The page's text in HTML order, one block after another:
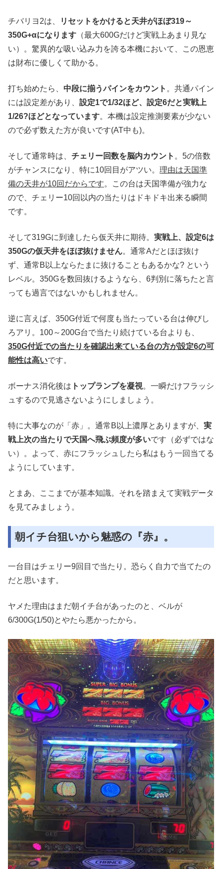
チバリヨ2は、
リセットをかけると天井がほぼ319～
350G+αになります （最大600Gだけど実戦上あまり見な
い）。驚異的な吸い込み力を誇る本機において、この恩恵
は財布に優しくて助かる。
打ち始めたら、 中段に揃うパインをカウント 。共通パイン
には設定差があり、 設定1で1/32ほど、設定6だと実戦上
1/26?ほどとなっています。本機は設定推測要素が少ない
ので必ず数えた方が良いです(AT中も)。
そして通常時は、 チェリー回数を脳内カウント 。5の倍数
がチャンスになり、特に10回目がアツい。 理由は天国準
備の天井が10回だからです。この台は天国準備が強力な
ので、チェリー10回以内の当たりはドキドキ出来る瞬間
です。
そして319Gに到達したら仮天井に期待。 実戦上、設定6は
350Gの仮天井をほぼ抜けません。通常Aだとほぼ抜け
ず、通常B以上ならたまに抜けることもあるかな? という
レベル。350Gを数回抜けるようなら、6判別に落ちたと言
っても過言ではないかもしれません。
逆に言えば、350G付近で何度も当たっている台は伸びし
ろアリ。100～200G台で当たり続けている台よりも、
350G付近での当たりを確認出来ている台の方が設定6の可
能性は高いです。
ボーナス消化後は トップランプを凝視。一瞬だけフラッシ
ュするので見逃さないようにしましょう。
特に大事なのが「赤」。通常B以上濃厚とありますが、 実
戦上次の当たりで天国へ飛ぶ頻度が多いです（必ずではな
い）。よって、赤にフラッシュしたら私はもう一回当てる
ようにしています。
とまあ、ここまでが基本知識。それを踏まえて実戦データ
を見てみましょう。
朝イチ台狙いから魅惑の『赤』。
一台目はチェリー9回目で当たり。恐らく自力で当てたの
だと思います。
ヤメた理由はまだ朝イチ台があったのと、ベルが
6/300G(1/50)とやたら悪かったから。